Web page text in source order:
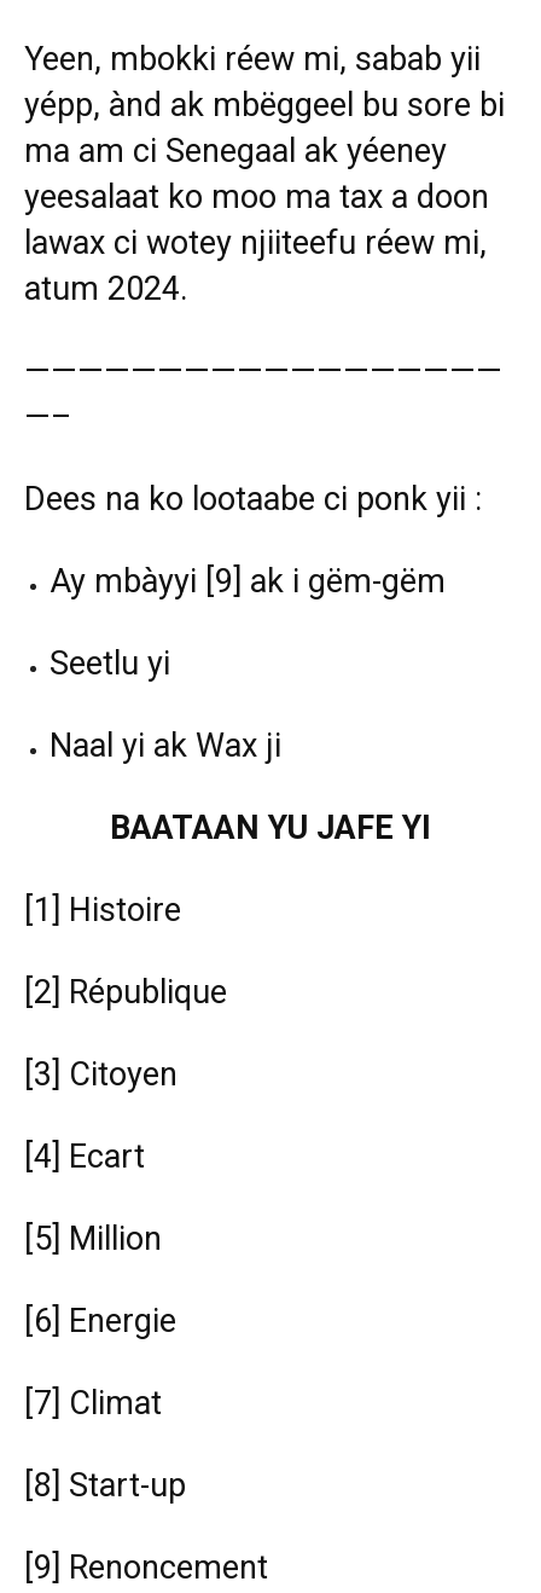
Yeen, mbokki réew mi, sabab yii
yépp, ànd ak mbëggeel bu sore bi
ma am ci Senegaal ak yéeney
yeesalaat ko moo ma tax a doon
lawax ci wotey njiiteefu réew mi,
atum 2024.
——————————————————
—–
Dees na ko lootaabe ci ponk yii :
Ay mbàyyi [9] ak i gëm-gëm
Seetlu yi
Naal yi ak Wax ji
BAATAAN YU JAFE YI
[1] Histoire
[2] République
[3] Citoyen
[4] Ecart
[5] Million
[6] Energie
[7] Climat
[8] Start-up
[9] Renoncement